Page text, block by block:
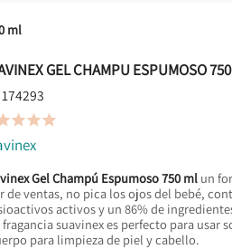
ml
GEL CHAMPU ESPUMOSO
174293

Gel Champú Espumoso 750 ml un
de ventas, no pica los ojos del bebé,
activos y un 86% de
suavinex es perfecto para usar
para limpieza de piel y cabello.